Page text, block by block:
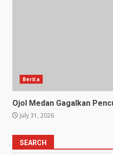
Berita
Ojol Medan Gagalkan
July 31, 2026
SEARCH